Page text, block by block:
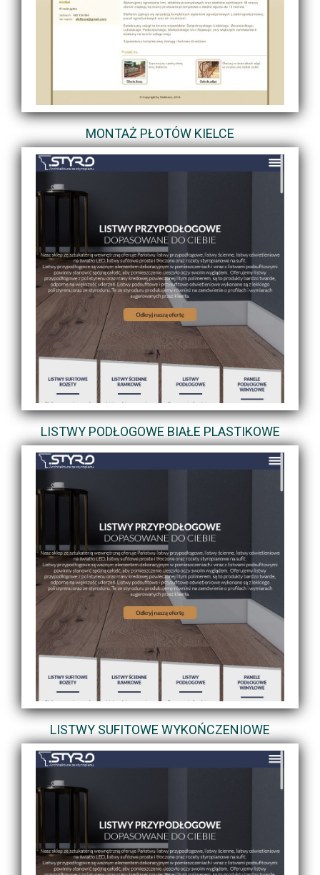
MONTAŻ PŁOTÓW KIELCE
LISTWY PODŁOGOWE BIAŁE PLASTIKOWE
LISTWY SUFITOWE WYKOŃCZENIOWE